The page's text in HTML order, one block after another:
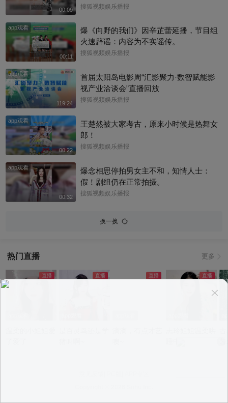
00:09 搜狐视频娱乐播报
app观看
00:11
爆《向野的我们》因辛芷蕾延播，节目组
火速辟谣：内容为不实谣传。
搜狐视频娱乐播报
app观看
119:24
首届太阳岛电影周“汇影聚力·数智赋能影
视产业洽谈会”直播回放
搜狐视频娱乐播报
app观看
00:22
王楚然被大家考古，原来小时候是热舞女
郎！
搜狐视频娱乐播报
app观看
00:32
爆念相思停拍男女主不和，知情人士：
假！剧组仍在正常拍摄。
搜狐视频娱乐播报
换一换
热门直播 更多